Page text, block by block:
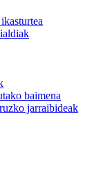
baimena
jarraibideak